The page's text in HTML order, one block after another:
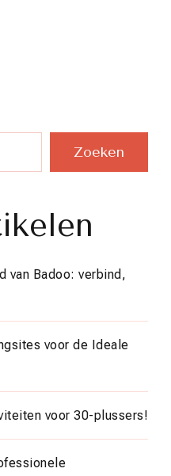
Zoeken
van Badoo: verbind,
voor de Ideale
voor 30-plussers!